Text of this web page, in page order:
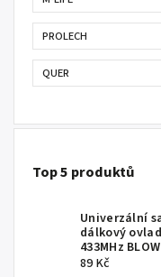
PROLECH
QUER
Top 5 produktů
Univerzální
dálkový
433MHz
89 Kč